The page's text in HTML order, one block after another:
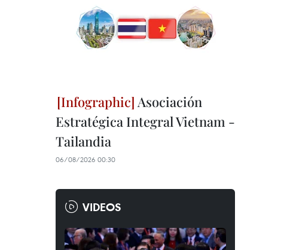
Asociación
Estratégica Integral Vietnam -
Tailandia
06/08/2026 00:30
VIDEOS